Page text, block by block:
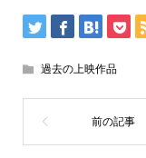
過去の上映作品